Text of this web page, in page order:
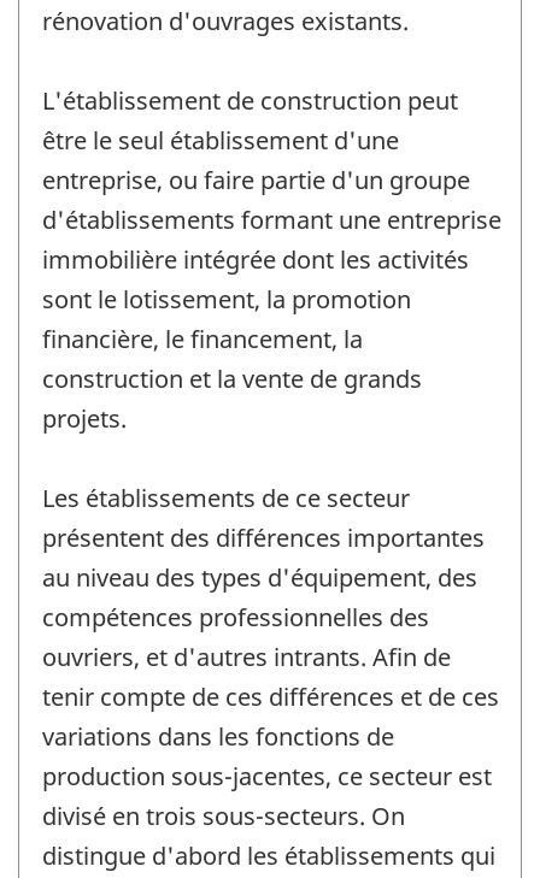
rénovation d'ouvrages existants.
L'établissement de construction peut
être le seul établissement d'une
entreprise, ou faire partie d'un groupe
d'établissements formant une entreprise
immobilière intégrée dont les activités
sont le lotissement, la promotion
financière, le financement, la
construction et la vente de grands
projets.
Les établissements de ce secteur
présentent des différences importantes
au niveau des types d'équipement, des
compétences professionnelles des
ouvriers, et d'autres intrants. Afin de
tenir compte de ces différences et de ces
variations dans les fonctions de
production sous-jacentes, ce secteur est
divisé en trois sous-secteurs. On
distingue d'abord les établissements qui